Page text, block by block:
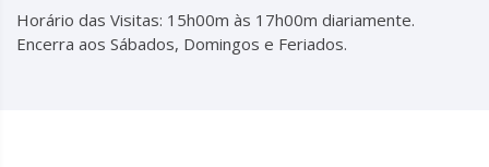
Horário das Visitas: 15h00m às 17h00m diariamente.
Encerra aos Sábados, Domingos e Feriados.